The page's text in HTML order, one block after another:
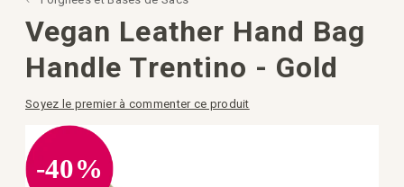
Passer
à
la
fin-40%
Vegan Leather Hand Bag
Handle Trentino - Gold
Soyez le premier à commenter ce produit